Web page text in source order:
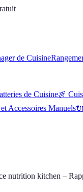
de Cuisine
de Cuisine🍖
Accessoires Manuels🔌
nutrition kitchen –